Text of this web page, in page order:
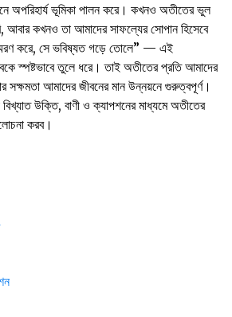
অপরিহার্য ভূমিকা পালন করে। কখনও অতীতের ভুল
আবার কখনও তা আমাদের সাফল্যের সোপান হিসেবে
করে, সে ভবিষ্যত গড়ে তোলে” — এই
স্পষ্টভাবে তুলে ধরে। তাই অতীতের প্রতি আমাদের
সক্ষমতা আমাদের জীবনের মান উন্নয়নে গুরুত্বপূর্ণ।
উক্তি, বাণী ও ক্যাপশনের মাধ্যমে অতীতের
করব।